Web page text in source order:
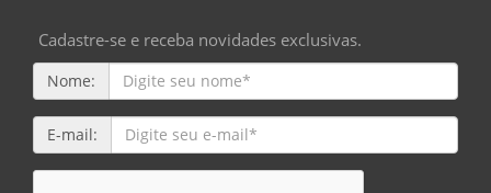
Cadastre-se e receba novidades exclusivas.
Nome:
E-mail: